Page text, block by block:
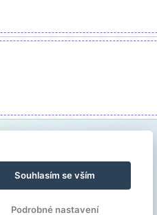
Souhlasím se vším
Podrobné nastavení